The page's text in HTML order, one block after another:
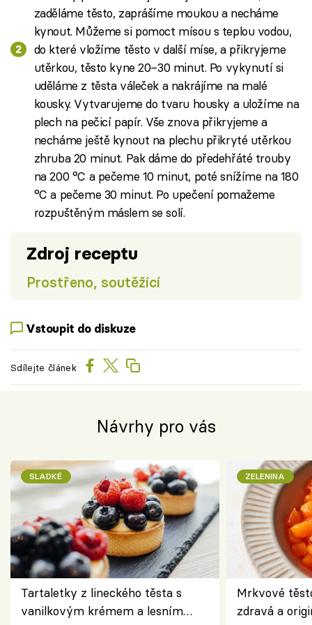
zaděláme těsto, zaprášíme moukou a necháme
kynout. Můžeme si pomoct mísou s teplou vodou,
do které vložíme těsto v další míse, a přikryjeme
utěrkou, těsto kyne 20–30 minut. Po vykynutí si
uděláme z těsta váleček a nakrájíme na malé
kousky. Vytvarujeme do tvaru housky a uložíme na
plech na pečicí papír. Vše znova přikryjeme a
necháme ještě kynout na plechu přikryté utěrkou
zhruba 20 minut. Pak dáme do předehřáté trouby
na 200 °C a pečeme 10 minut, poté snížíme na 180
°C a pečeme 30 minut. Po upečení pomažeme
rozpuštěným máslem se solí.
Zdroj receptu
Prostřeno, soutěžící
Vstoupit do diskuze
Sdílejte článek
Návrhy pro vás
SLADKÉ
Tartaletky z lineckého těsta s
vanilkovým krémem a lesním
ZELENINA
Mrkvové
zdravá a